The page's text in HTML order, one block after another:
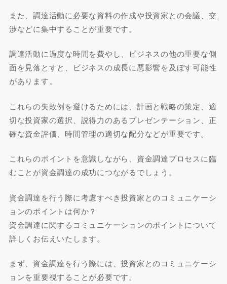
また、調達活動に必要な資料の作成や投資家との会議、交
渉などに集中することが重要です。
調達活動に過度な時間を費やし、ビジネスの他の重要な側
面を見落とすと、ビジネスの成長に悪影響を及ぼす可能性
があります。
これらの失敗例を避けるためには、計画と戦略の策定、適
切な投資家の選択、説得力のあるプレゼンテーション、正
確な資金評価、時間管理の適切な配分などが重要です。
これらのポイントを意識しながら、資金調達プロセスに臨
むことが資金調達の成功につながるでしょう。
資金調達を行う際に考慮すべき投資家とのコミュニケーシ
ョンのポイントは何か？
資金調達に関するコミュニケーションのポイントについて
詳しくお伝えいたします。
まず、資金調達を行う際には、投資家とのコミュニケーシ
ョンを重要視することが必要です。